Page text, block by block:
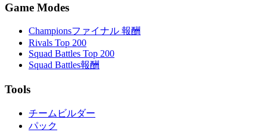
Game Modes
Championsファイナル 報酬
Rivals Top 200
Squad Battles Top 200
Squad Battles報酬
Tools
チームビルダー
パック